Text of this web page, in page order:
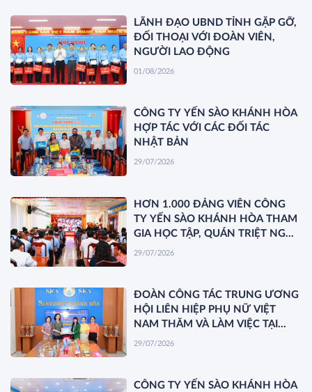
LÃNH ĐẠO UBND TỈNH GẶP GỠ,
ĐỐI THOẠI VỚI ĐOÀN VIÊN,
NGƯỜI LAO ĐỘNG
01/08/2026
CÔNG TY YẾN SÀO KHÁNH HÒA
HỢP TÁC VỚI CÁC ĐỐI TÁC
NHẬT BẢN
29/07/2026
HƠN 1.000 ĐẢNG VIÊN CÔNG
TY YẾN SÀO KHÁNH HÒA THAM
GIA HỌC TẬP, QUÁN TRIỆT NGHỊ
QUYẾT HỘI NGHỊ TRUNG ƯƠNG
29/07/2026
ĐOÀN CÔNG TÁC TRUNG ƯƠNG
HỘI LIÊN HIỆP PHỤ NỮ VIỆT
NAM THĂM VÀ LÀM VIỆC TẠI
YẾN SÀO KHÁNH HÒA
29/07/2026
CÔNG TY YẾN SÀO KHÁNH HÒA